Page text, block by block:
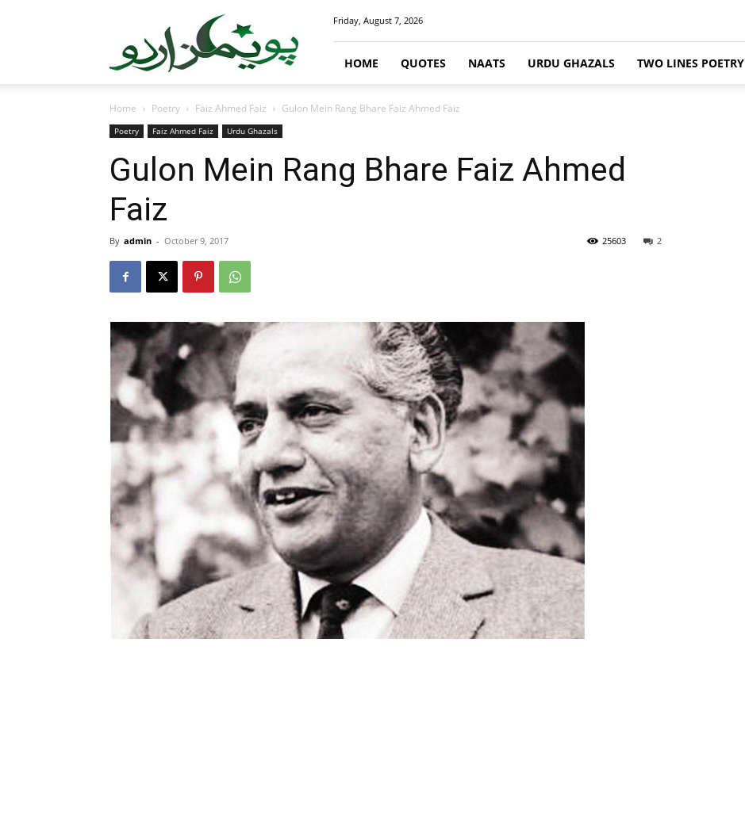
Friday, August 7, 2026
HOME QUOTES NAATS URDU GHAZALS TWO LINES POETRY
Home Poetry Faiz Ahmed Faiz Gulon Mein Rang Bhare Faiz Ahmed Faiz
Poetry Faiz Ahmed Faiz Urdu Ghazals
Gulon Mein Rang Bhare Faiz Ahmed
Faiz
By admin - October 9, 2017 2
25603